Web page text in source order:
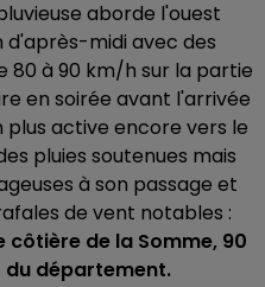
aborde l'ouest
midi avec des
80 à 90 km/h sur la partie
en soirée avant l'arrivée
active encore vers le
pluies soutenues mais
à son passage et
de vent notables :
côtière de la Somme, 90
du département.